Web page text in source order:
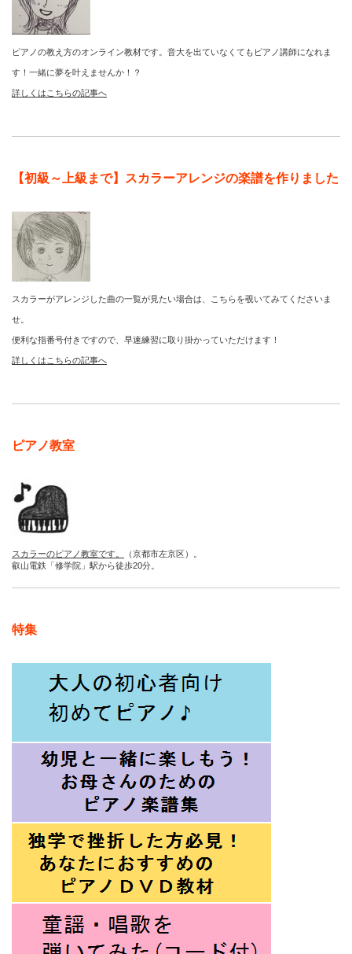
ピアノの教え方のオンライン教材です。音大を出ていなくてもピアノ講師になれま
す！一緒に夢を叶えませんか！？
詳しくはこちらの記事へ
【初級～上級まで】スカラーアレンジの楽譜を作りました
スカラーがアレンジした曲の一覧が見たい場合は、こちらを覗いてみてくださいま
せ。
便利な指番号付きですので、早速練習に取り掛かっていただけます！
詳しくはこちらの記事へ
ピアノ教室
スカラーのピアノ教室です。
（京都市左京区）。
叡山電鉄「修学院」駅から徒歩20分。
特集